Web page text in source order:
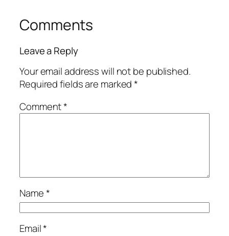
Comments
Leave a Reply
Your email address will not be published.
Required fields are marked*
Comment*
Name*
Email*